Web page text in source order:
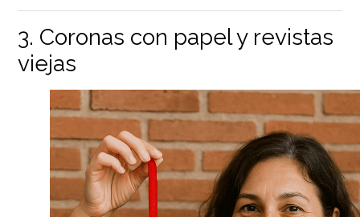
3. Coronas con papel y revistas
viejas